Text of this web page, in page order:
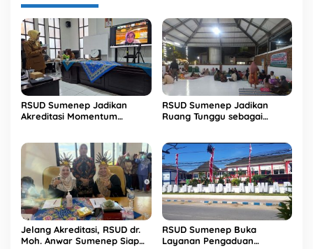
RSUD Sumenep Jadikan
Akreditasi Momentum
RSUD Sumenep Jadikan
Ruang Tunggu sebagai
Jelang Akreditasi, RSUD dr.
Moh. Anwar Sumenep Siap
RSUD Sumenep Buka
Layanan Pengaduan